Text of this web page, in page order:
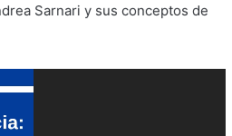
Sarnari y sus conceptos de